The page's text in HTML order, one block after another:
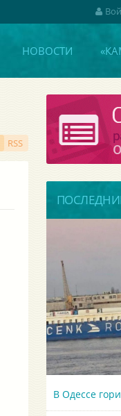
НОВОСТИ
RSS
В Одессе